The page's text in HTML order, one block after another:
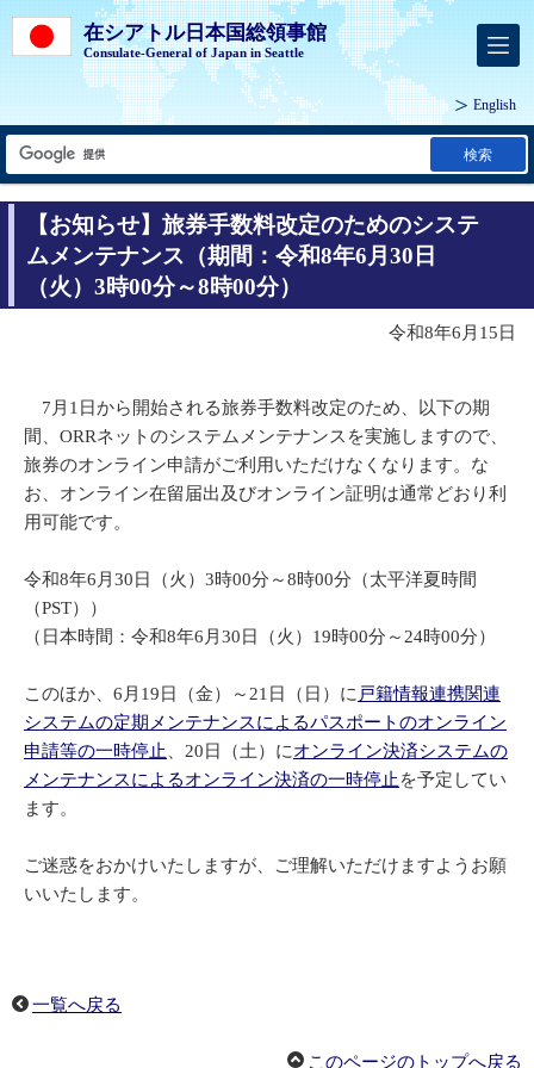
在シアトル日本国総領事館
Consulate-General of Japan in Seattle
English
検索
【お知らせ】旅券手数料改定のためのシステ
ムメンテナンス（期間：令和8年6月30日
（火）3時00分～8時00分）
令和8年6月15日
7月1日から開始される旅券手数料改定のため、以下の期
間、ORRネットのシステムメンテナンスを実施しますので、
旅券のオンライン申請がご利用いただけなくなります。な
お、オンライン在留届出及びオンライン証明は通常どおり利
用可能です。
令和8年6月30日（火）3時00分～8時00分（太平洋夏時間
（PST））
（日本時間：令和8年6月30日（火）19時00分～24時00分）
このほか、6月19日（金）～21日（日）に戸籍情報連携関連
システムの定期メンテナンスによるパスポートのオンライン
申請等の一時停止、20日（土）にオンライン決済システムの
メンテナンスによるオンライン決済の一時停止を予定してい
ます。
ご迷惑をおかけいたしますが、ご理解いただけますようお願
いいたします。
一覧へ戻る
このページのトップへ戻る